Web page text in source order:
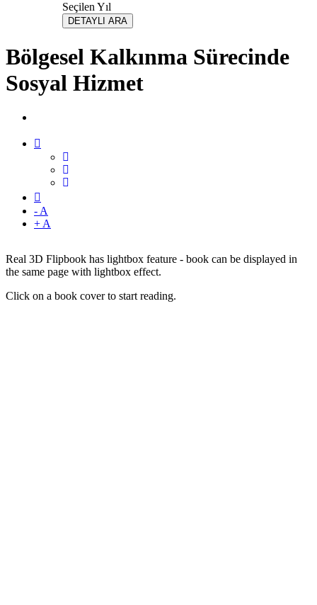
Seçilen Yıl
DETAYLI ARA
Bölgesel Kalkınma Sürecinde
Sosyal Hizmet
- A
+ A
Real 3D Flipbook has lightbox feature - book can be displayed in
the same page with lightbox effect.
Click on a book cover to start reading.